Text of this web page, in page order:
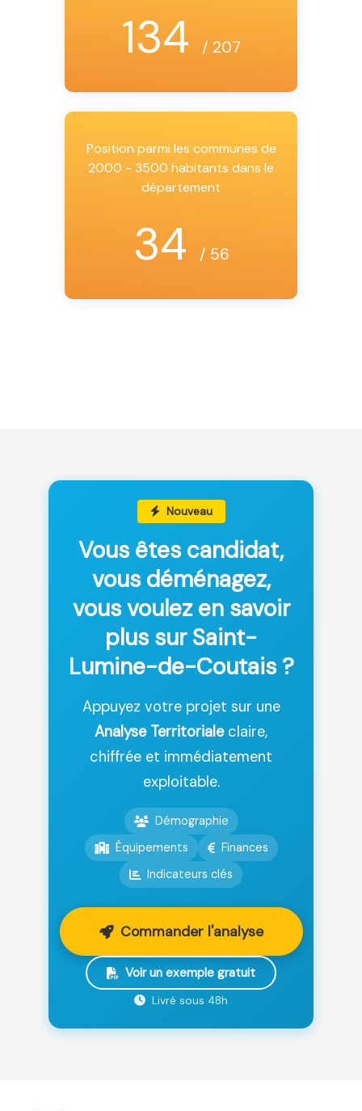
134 / 207
Position parmi les communes de
2000 - 3500 habitants dans le
département
34 / 56
Nouveau
Vous êtes candidat,
vous déménagez,
vous voulez en savoir
plus sur Saint-
Lumine-de-Coutais ?
Appuyez votre projet sur une
Analyse Territorialeclaire,
chiffrée et immédiatement
exploitable.
Démographie
Équipements
Finances
Indicateurs clés
Commander l'analyse
Voir un exemple gratuit
Livré sous 48h